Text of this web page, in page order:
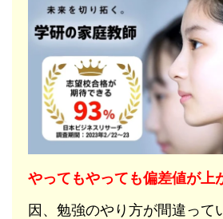
やってもやっても偏差値が上
因、勉強のやり方が間違って